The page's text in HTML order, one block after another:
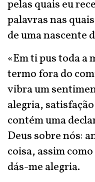
pelas quais eu
palavras nas
de uma nascente
«Em ti pus toda a
termo fora do
vibra um
alegria,
contém uma
Deus sobre nós:
coisa, assim
dás-me alegria.